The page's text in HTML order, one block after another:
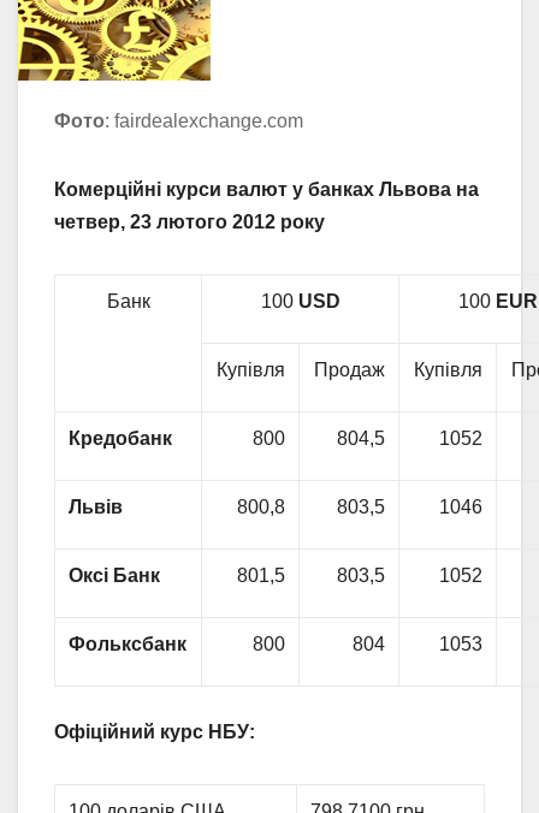
Фото: fairdealexchange.com
Комерційні курси валют у банках Львова на
четвер, 23 лютого 2012 року
Банк 100 USD 100 EUR
Купівля Продаж Купівля
Кредобанк 800 804,5 1052
Львів 800,8 803,5 1046
Оксі Банк 801,5 803,5 1052
Фольксбанк 800 804 1053
Офіційний курс НБУ: